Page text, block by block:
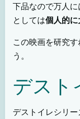
下品なので万人
としては個人的に
この映画を研究
う。
デスト
デストイレシリー